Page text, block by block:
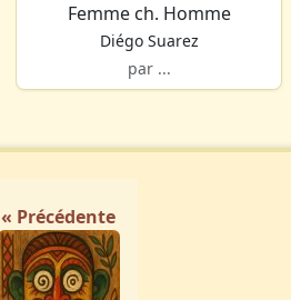
Femme ch. Homme
Diégo Suarez
par ...
« Précédente